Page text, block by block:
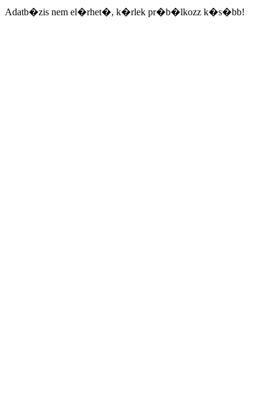
Adatb�zis nem el�rhet�, k�rlek pr�b�lkozz k�s�bb!